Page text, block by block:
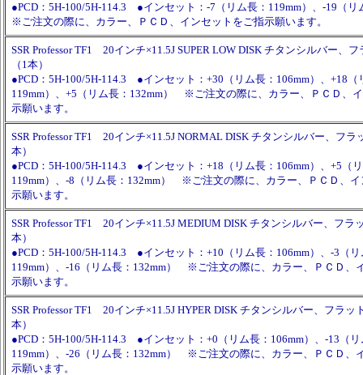
●PCD：5H-100/5H-114.3 ●インセット：-7（リム長：119mm）、-19（
※ご注文の際に、カラー、ＰＣＤ、インセットをご指示願います。
SSR Professor TF1 20インチ×11.5J SUPER LOW DISK チタンシルバー、
（1本）
●PCD：5H-100/5H-114.3 ●インセット：+30（リム長：106mm）、+18（
119mm）、+5（リム長：132mm） ※ご注文の際に、カラー、ＰＣＤ、
示願います。
SSR Professor TF1 20インチ×11.5J NORMAL DISK チタンシルバー、フラ
本）
●PCD：5H-100/5H-114.3 ●インセット：+18（リム長：106mm）、+5（
119mm）、-8（リム長：132mm） ※ご注文の際に、カラー、ＰＣＤ、イ
示願います。
SSR Professor TF1 20インチ×11.5J MEDIUM DISK チタンシルバー、フラ
本）
●PCD：5H-100/5H-114.3 ●インセット：+10（リム長：106mm）、-3（リ
119mm）、-16（リム長：132mm） ※ご注文の際に、カラー、ＰＣＤ、
示願います。
SSR Professor TF1 20インチ×11.5J HYPER DISK チタンシルバー、フラッ
本）
●PCD：5H-100/5H-114.3 ●インセット：+0（リム長：106mm）、-13（リ
119mm）、-26（リム長：132mm） ※ご注文の際に、カラー、ＰＣＤ、
示願います。